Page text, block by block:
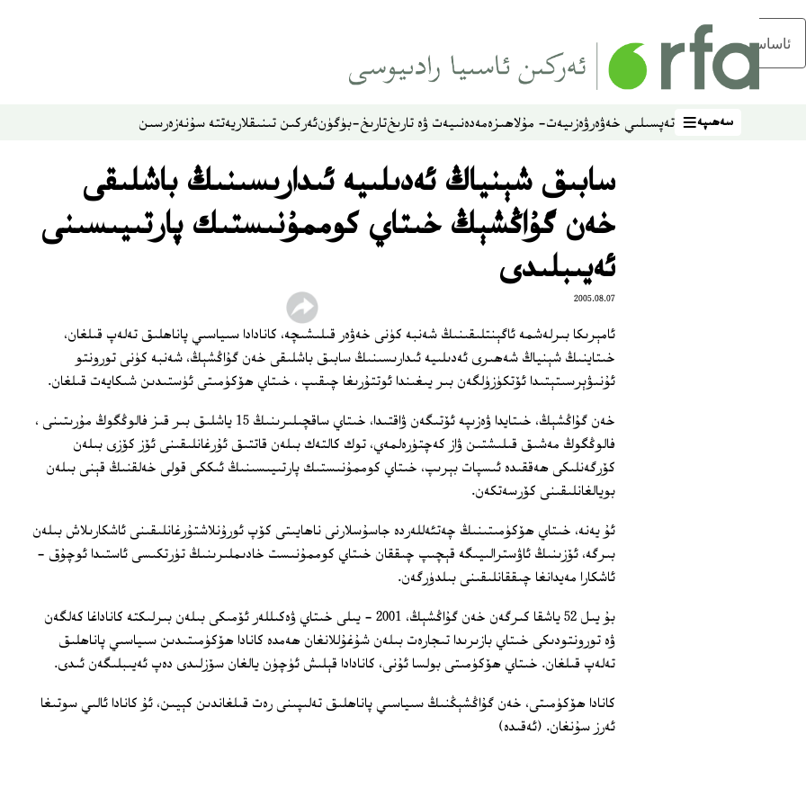
ئاساسلىق مەزمۇنغا ئاتلاڭ
سەھىپە
سەھىپە تەپسىلىي خەۋەرۋەزىيەت- مۇلاھىزەمەدەنىيەت ۋە تارىختارىخ-بۈگۈنئەركىن تىنىقلاريەتتە سۇنەزەرسىن
سابىق شېنياڭ ئەدىلىيە ئىدارىسىنىڭ باشلىقى
خەن گۇاڭشېڭ خىتاي كوممۇنىستىك پارتىيىسىنى
ئەيىبلىدى
2005.08.07
ئامېرىكا بىرلەشمە ئاگېنتلىقىنىڭ شەنبە كۈنى خەۋەر قىلىشىچە، كانادادا سىياسىي پاناھلىق تەلەپ قىلغان،
خىتاينىڭ شېنياڭ شەھىرى ئەدىلىيە ئىدارىسىنىڭ سابىق باشلىقى خەن گۇاڭشېڭ، شەنبە كۈنى تورونتو
ئۇنىۋېرسىتېتىدا ئۆتكۈزۈلگەن بىر يىغىندا ئوتتۇرىغا چىقىپ ، خىتاي ھۆكۈمىتى ئۈستىدىن شىكايەت قىلغان.
خەن گۇاڭشېڭ، خىتايدا ۋەزىپە ئۆتىگەن ۋاقتىدا، خىتاي ساقچىلىرىنىڭ 15 ياشلىق بىر قىز فالوڭگوڭ مۇرىتىنى ،
فالوڭگوڭ مەشىق قىلىشتىن ۋاز كەچتۈرەلمەي، توك كالتەك بىلەن قاتتىق ئۇرغانلىقىنى ئۆز كۆزى بىلەن
كۆرگەنلىكى ھەققىدە ئىسپات بېرىپ، خىتاي كوممۇنىستىك پارتىيىسىنىڭ ئىككى قولى خەلقنىڭ قېنى بىلەن
بويالغانلىقىنى كۆرسەتكەن.
ئۇ يەنە، خىتاي ھۆكۈمىتىنىڭ چەتئەللەردە جاسۇسلارنى ناھايىتى كۆپ ئورۇنلاشتۇرغانلىقىنى ئاشكارىلاش بىلەن
بىرگە، ئۆزىنىڭ ئاۋسترالىيىگە قېچىپ چىققان خىتاي كوممۇنىست خادىملىرىنىڭ تۈرتكىسى ئاستىدا ئوچۇق -
ئاشكارا مەيدانغا چىققانلىقىنى بىلدۈرگەن.
بۇ يىل 52 ياشقا كىرگەن خەن گۇاڭشېڭ، 2001 - يىلى خىتاي ۋەكىللەر ئۆمىكى بىلەن بىرلىكتە كاناداغا كەلگەن
ۋە تورونتودىكى خىتاي بازىرىدا تىجارەت بىلەن شۇغۇللانغان ھەمدە كانادا ھۆكۈمىتىدىن سىياسىي پاناھلىق
تەلەپ قىلغان. خىتاي ھۆكۈمىتى بولسا ئۇنى، كانادادا قېلىش ئۈچۈن يالغان سۆزلىدى دەپ ئەيىبلىگەن ئىدى.
كانادا ھۆكۈمىتى، خەن گۇاڭشېڭنىڭ سىياسىي پاناھلىق تەلىپىنى رەت قىلغاندىن كېيىن، ئۇ كانادا ئالىي سوتىغا
ئەرز سۇنغان. (ئەقىدە)